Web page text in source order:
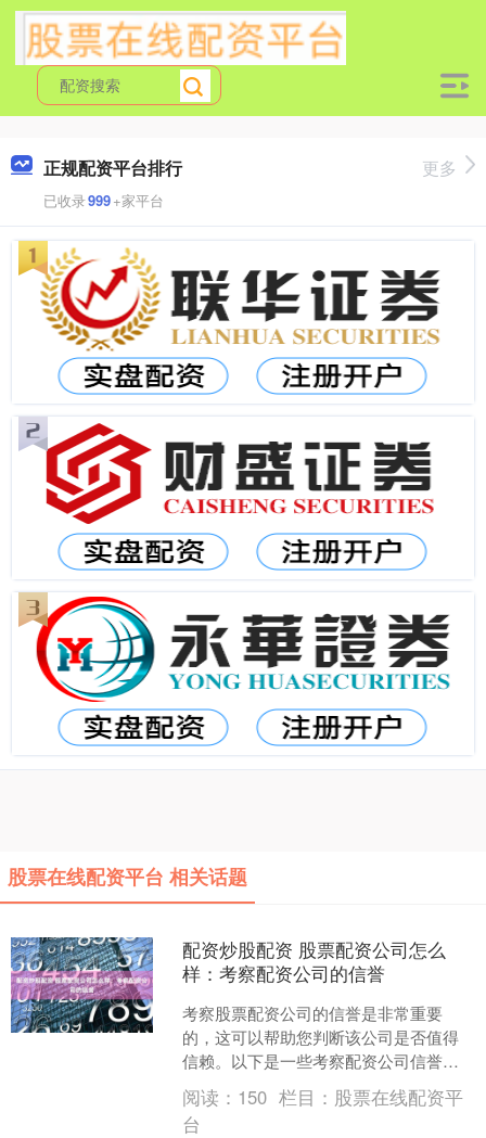
正规配资平台排行
已收录999+家平台
更多
股票在线配资平台 相关话题
配资炒股配资 股票配资公司怎么
样：考察配资公司的信誉
考察股票配资公司的信誉是非常重要
的，这可以帮助您判断该公司是否值得
信赖。以下是一些考察配资公司信誉的
方法： 拾必选配资采用先进的风控系
统，严格控制风险。平台资金....
阅读： 150 栏目： 股票在线配资平
台